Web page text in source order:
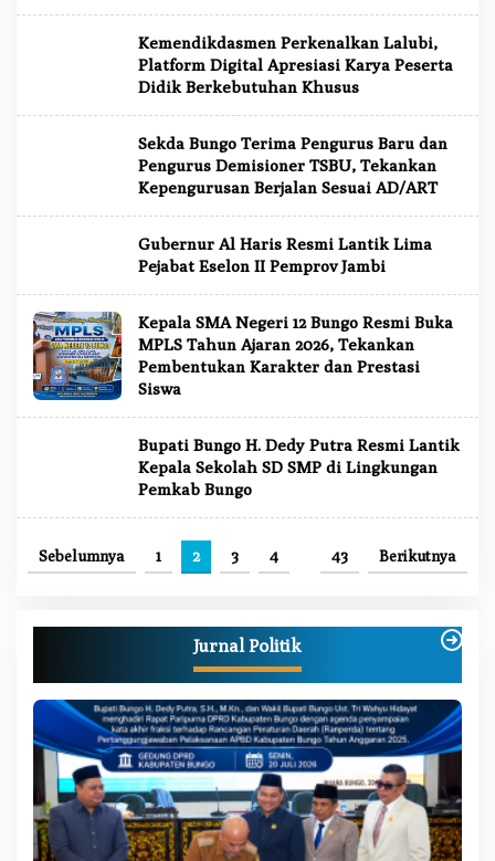
Kemendikdasmen Perkenalkan Lalubi,
Platform Digital Apresiasi Karya Peserta
Didik Berkebutuhan Khusus
Sekda Bungo Terima Pengurus Baru dan
Pengurus Demisioner TSBU, Tekankan
Kepengurusan Berjalan Sesuai AD/ART
Gubernur Al Haris Resmi Lantik Lima
Pejabat Eselon II Pemprov Jambi
Kepala SMA Negeri 12 Bungo Resmi Buka
MPLS Tahun Ajaran 2026, Tekankan
Pembentukan Karakter dan Prestasi
Siswa
Bupati Bungo H. Dedy Putra Resmi Lantik
Kepala Sekolah SD SMP di Lingkungan
Pemkab Bungo
Sebelumnya 1 2 3 4 43 Berikutnya
Jurnal Politik